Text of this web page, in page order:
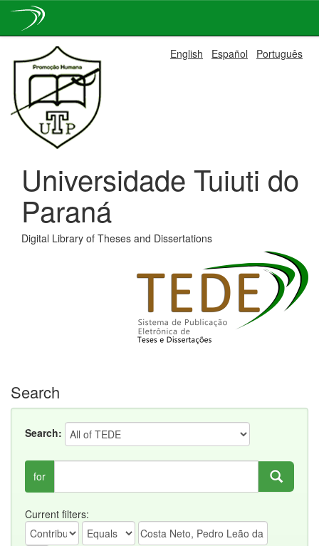
navigation
English Español Português
Universidade Tuiuti do
Paraná
Digital Library of Theses and Dissertations
Search
Search:
for
Current filters: